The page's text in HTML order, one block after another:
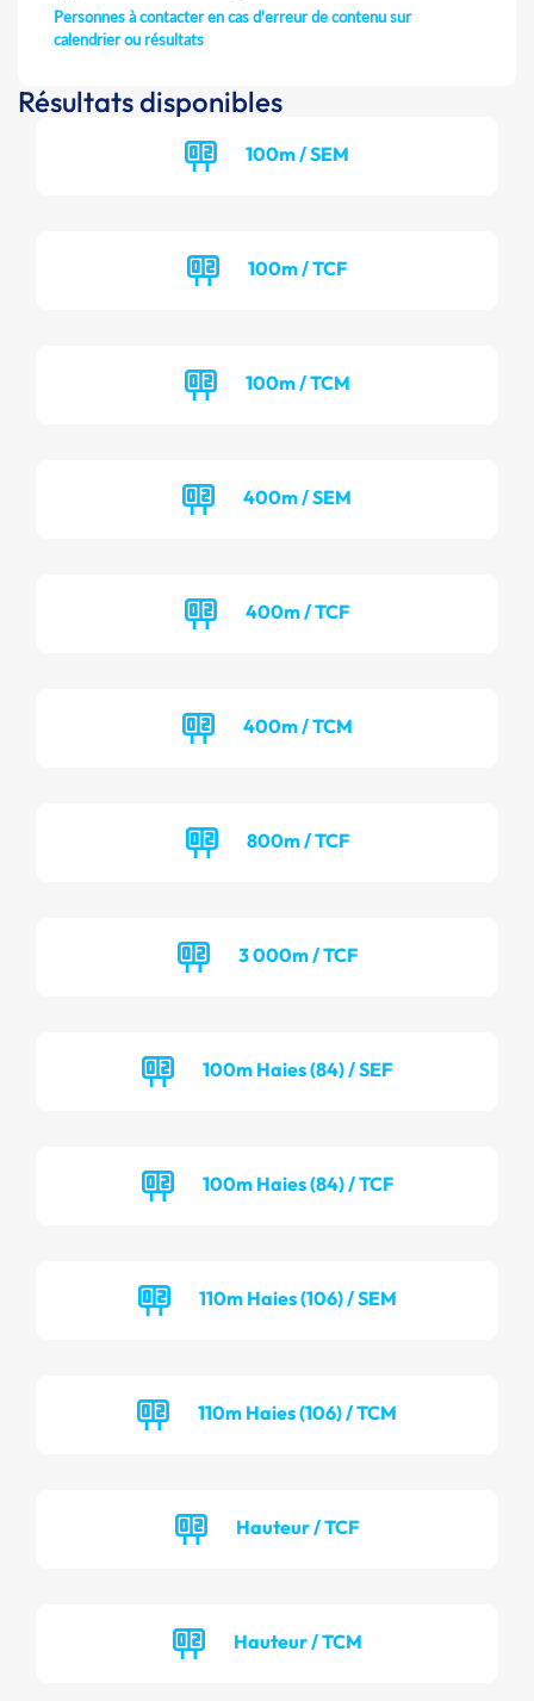
Personnes à contacter en cas d'erreur de contenu sur
calendrier ou résultats
Résultats disponibles
100m / SEM
100m / TCF
100m / TCM
400m / SEM
400m / TCF
400m / TCM
800m / TCF
3 000m / TCF
100m Haies (84) / SEF
100m Haies (84) / TCF
110m Haies (106) / SEM
110m Haies (106) / TCM
Hauteur / TCF
Hauteur / TCM